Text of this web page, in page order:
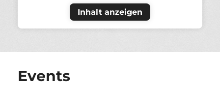
Inhalt anzeigen
Events